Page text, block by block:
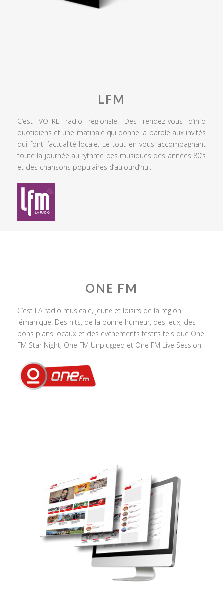
LFM
C’est VOTRE radio régionale. Des rendez-vous d’info
quotidiens et une matinale qui donne la parole aux invités
qui font l’actualité locale. Le tout en vous accompagnant
toute la journée au rythme des musiques des années 80’s
et des chansons populaires d’aujourd’hui.
ONE FM
C’est LA radio musicale, jeune et loisirs de la région
lémanique. Des hits, de la bonne humeur, des jeux, des
bons plans locaux et des événements festifs tels que One
FM Star Night, One FM Unplugged et One FM Live Session.